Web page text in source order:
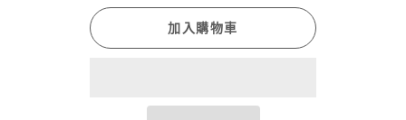
加入購物車